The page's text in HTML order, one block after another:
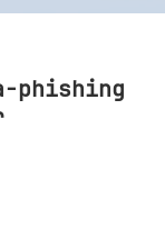
phishing